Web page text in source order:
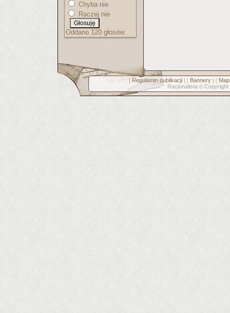
Chyba nie
Raczej nie
Oddano 120 głosów.
[ Regulamin publikacji] [ Bannery] [
Racjonalista © Copyright